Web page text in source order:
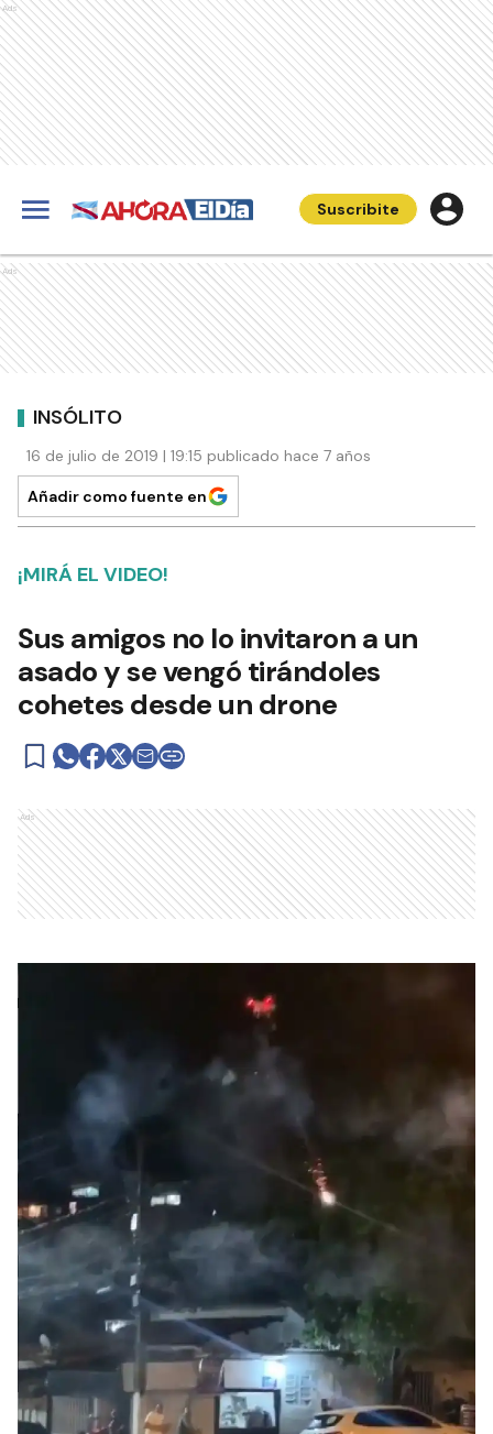
Ads
Suscribite
Ads
INSÓLITO
16 de julio de 2019 | 19:15 publicado hace 7 años
Añadir como fuente en
¡MIRÁ EL VIDEO!
Sus amigos no lo invitaron a un
asado y se vengó tirándoles
cohetes desde un drone
Ads